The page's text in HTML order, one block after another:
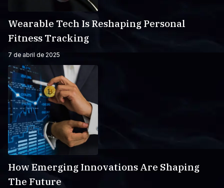
Wearable Tech Is Reshaping Personal
Fitness Tracking
7 de abril de 2025
How Emerging Innovations Are Shaping
The Future